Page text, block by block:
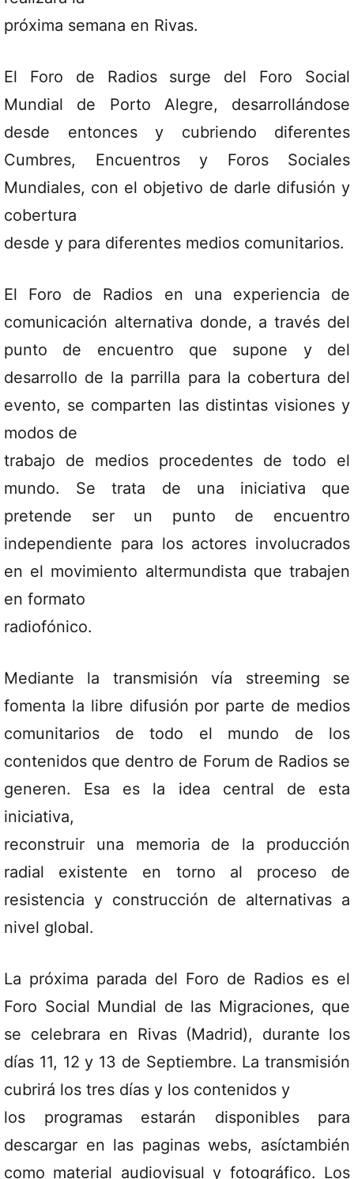
próxima semana en Rivas.
El Foro de Radios surge del Foro Social
Mundial de Porto Alegre, desarrollándose
desde entonces y cubriendo diferentes
Cumbres, Encuentros y Foros Sociales
Mundiales, con el objetivo de darle difusión y
cobertura
desde y para diferentes medios comunitarios.
El Foro de Radios en una experiencia de
comunicación alternativa donde, a través del
punto de encuentro que supone y del
desarrollo de la parrilla para la cobertura del
evento, se comparten las distintas visiones y
modos de
trabajo de medios procedentes de todo el
mundo. Se trata de una iniciativa que
pretende ser un punto de encuentro
independiente para los actores involucrados
en el movimiento altermundista que trabajen
en formato
radiofónico.
Mediante la transmisión vía streeming se
fomenta la libre difusión por parte de medios
comunitarios de todo el mundo de los
contenidos que dentro de Forum de Radios se
generen. Esa es la idea central de esta
iniciativa,
reconstruir una memoria de la producción
radial existente en torno al proceso de
resistencia y construcción de alternativas a
nivel global.
La próxima parada del Foro de Radios es el
Foro Social Mundial de las Migraciones, que
se celebrara en Rivas (Madrid), durante los
días 11, 12 y 13 de Septiembre. La transmisión
cubrirá los tres días y los contenidos y
los programas estarán disponibles para
descargar en las paginas webs, asíctambién
como material audiovisual y fotográfico. Los